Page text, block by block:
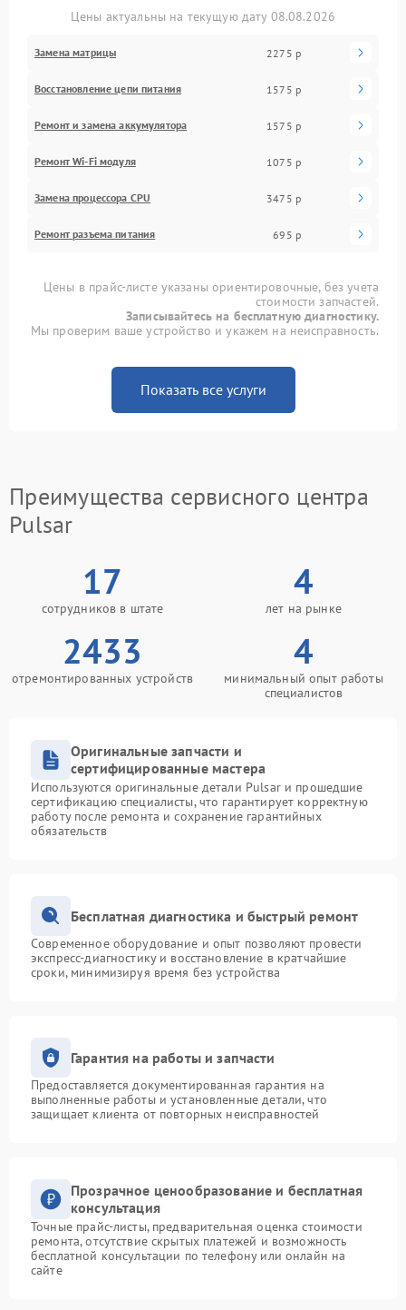
Цены актуальны на текущую дату 08.08.2026
Замена матрицы 2275 р
Восстановление цепи питания 1575 р
Ремонт и замена аккумулятора 1575 р
Ремонт Wi-Fi модуля 1075 р
Замена процессора CPU 3475 р
Ремонт разъема питания 695 р
Цены в прайс-листе указаны ориентировочные, без учета
стоимости запчастей.
Записывайтесь на бесплатную диагностику.
Мы проверим ваше устройство и укажем на неисправность.
Показать все услуги
Преимущества сервисного центра
Pulsar
17
сотрудников в штате
4
лет на рынке
2433
отремонтированных устройств
4
минимальный опыт работы
специалистов
Оригинальные запчасти и
сертифицированные мастера
Используются оригинальные детали Pulsar и прошедшие
сертификацию специалисты, что гарантирует корректную
работу после ремонта и сохранение гарантийных
обязательств
Бесплатная диагностика и быстрый ремонт
Современное оборудование и опыт позволяют провести
экспресс-диагностику и восстановление в кратчайшие
сроки, минимизируя время без устройства
Гарантия на работы и запчасти
Предоставляется документированная гарантия на
выполненные работы и установленные детали, что
защищает клиента от повторных неисправностей
Прозрачное ценообразование и бесплатная
консультация
Точные прайс-листы, предварительная оценка стоимости
ремонта, отсутствие скрытых платежей и возможность
бесплатной консультации по телефону или онлайн на
сайте